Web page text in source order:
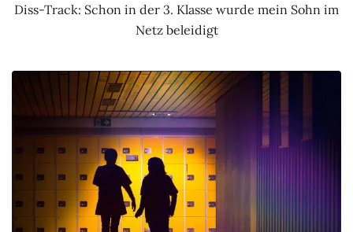
Diss-Track: Schon in der 3. Klasse wurde mein Sohn im
Netz beleidigt